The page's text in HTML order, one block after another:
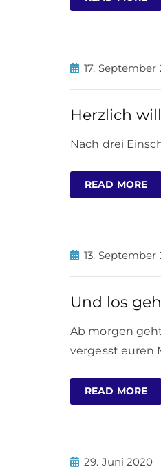
17. September
Herzlich
Nach drei
READ MORE
13. September
Und los
Ab morgen
vergesst euren
READ MORE
29. Juni 2020